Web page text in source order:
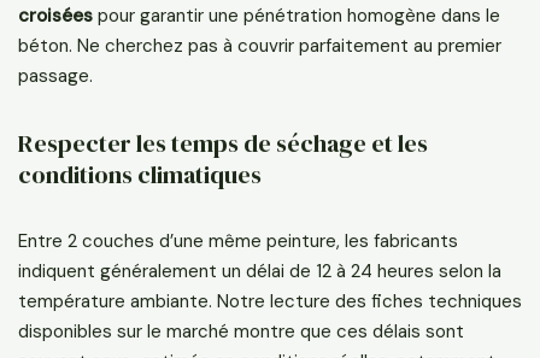
croisées pour garantir une pénétration homogène dans le
béton. Ne cherchez pas à couvrir parfaitement au premier
passage.
Respecter les temps de séchage et les
conditions climatiques
Entre 2 couches d’une même peinture, les fabricants
indiquent généralement un délai de 12 à 24 heures selon la
température ambiante. Notre lecture des fiches techniques
disponibles sur le marché montre que ces délais sont